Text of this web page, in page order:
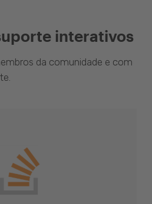
interativos
da comunidade e com